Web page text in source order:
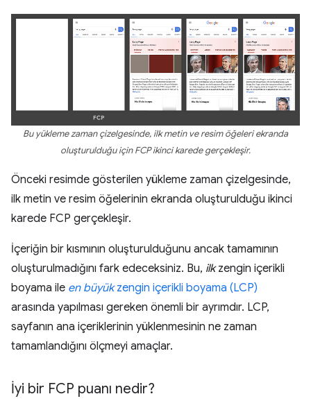
Bu yükleme zaman çizelgesinde, ilk metin ve resim öğeleri ekranda
oluşturulduğu için FCP ikinci karede gerçekleşir.
Önceki resimde gösterilen yükleme zaman çizelgesinde,
ilk metin ve resim öğelerinin ekranda oluşturulduğu ikinci
karede FCP gerçekleşir.
İçeriğin bir kısmının oluşturulduğunu ancak tamamının
oluşturulmadığını fark edeceksiniz. Bu, ilkzengin içerikli
boyama ile en büyükzengin içerikli boyama (LCP)
arasında yapılması gereken önemli bir ayrımdır. LCP,
sayfanın ana içeriklerinin yüklenmesinin ne zaman
tamamlandığını ölçmeyi amaçlar.
İyi bir FCP puanı nedir?